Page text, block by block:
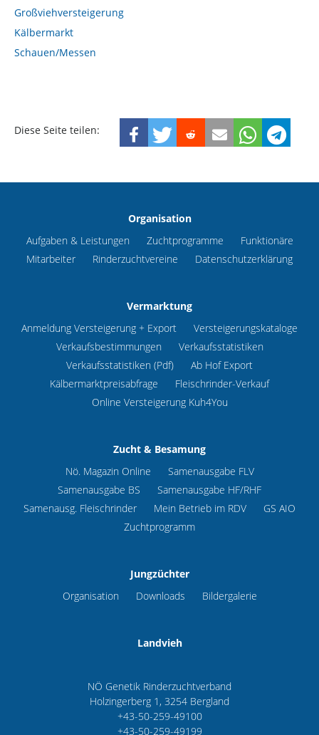
Großviehversteigerung
Kälbermarkt
Schauen/Messen
Diese Seite teilen:
Organisation
Aufgaben & Leistungen
Zuchtprogramme
Funktionäre
Mitarbeiter
Rinderzuchtvereine Datenschutzerklärung
Vermarktung
Anmeldung Versteigerung + Export
Versteigerungskataloge
Verkaufsbestimmungen
Verkaufsstatistiken
Verkaufsstatistiken (Pdf)
Ab Hof Export
Kälbermarktpreisabfrage
Fleischrinder-Verkauf
Online Versteigerung Kuh4You
Zucht & Besamung
Nö. Magazin Online
Samenausgabe FLV
Samenausgabe BS
Samenausgabe HF/RHF
Samenausg. Fleischrinder
Mein Betrieb im RDV
GS AIO
Zuchtprogramm
Jungzüchter
Organisation
Downloads Bildergalerie
Landvieh
NÖ Genetik Rinderzuchtverband
Holzingerberg 1, 3254 Bergland
+43-50-259-49100
+43-50-259-49199